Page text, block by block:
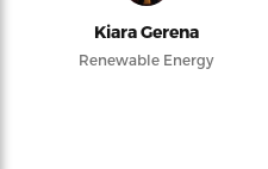
Kiara Gerena
Renewable Energy